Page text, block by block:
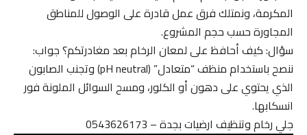
المكرمة، ونمتلك فرق عمل قادرة على الوصول للمناطق
المجاورة حسب حجم المشروع.
سؤال: كيف أحافظ على لمعان الرخام بعد مغادرتكم؟ جواب:
ننصح باستخدام منظف “متعادل” (pH neutral) وتجنب الصابون
الذي يحتوي على دهون أو الكلور، ومسح السوائل الملونة فور
انسكابها.
جلي رخام وتنظيف ارضيات بجدة – 0543626173